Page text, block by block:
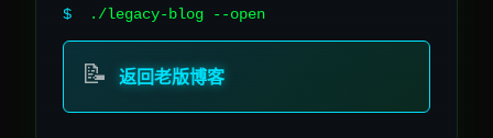
$ ./legacy-blog --open
📝 返回老版博客